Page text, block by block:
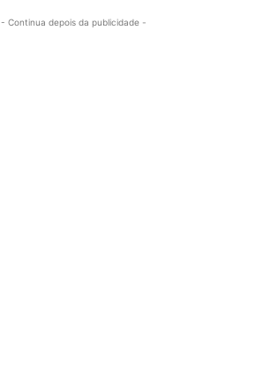
- Continua depois da publicidade -